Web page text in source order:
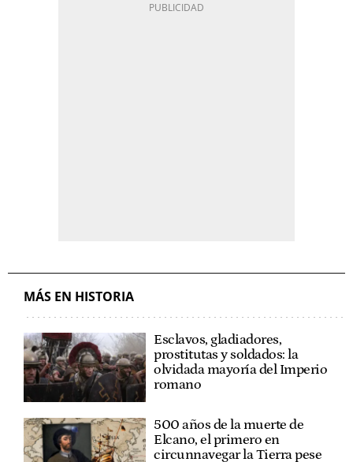
MÁS EN HISTORIA
Esclavos, gladiadores,
prostitutas y soldados: la
olvidada mayoría del Imperio
romano
500 años de la muerte de
Elcano, el primero en
circunnavegar la Tierra pese